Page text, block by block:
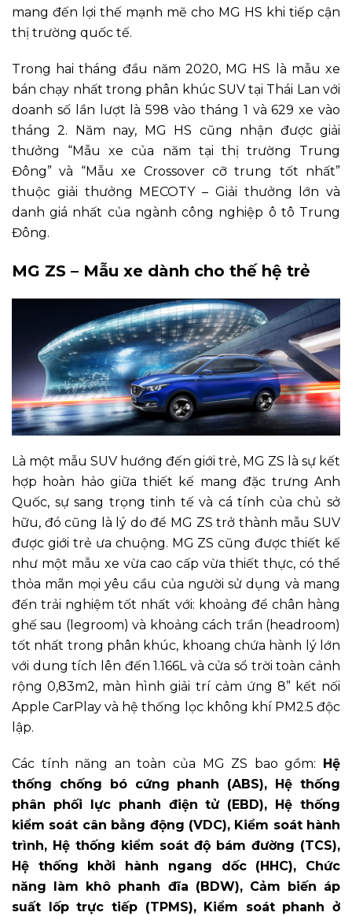
mang đến lợi thế mạnh mẽ cho MG HS khi tiếp cận
thị trường quốc tế.
Trong hai tháng đầu năm 2020, MG HS là mẫu xe
bán chạy nhất trong phân khúc SUV tại Thái Lan với
doanh số lần lượt là 598 vào tháng 1 và 629 xe vào
tháng 2. Năm nay, MG HS cũng nhận được giải
thưởng “Mẫu xe của năm tại thị trường Trung
Đông” và “Mẫu xe Crossover cỡ trung tốt nhất”
thuộc giải thưởng MECOTY – Giải thưởng lớn và
danh giá nhất của ngành công nghiệp ô tô Trung
Đông.
MG ZS – Mẫu xe dành cho thế hệ trẻ
Là một mẫu SUV hướng đến giới trẻ, MG ZS là sự kết
hợp hoàn hảo giữa thiết kế mang đặc trưng Anh
Quốc, sự sang trọng tinh tế và cá tính của chủ sở
hữu, đó cũng là lý do để MG ZS trở thành mẫu SUV
được giới trẻ ưa chuộng. MG ZS cũng được thiết kế
như một mẫu xe vừa cao cấp vừa thiết thực, có thể
thỏa mãn mọi yêu cầu của người sử dụng và mang
đến trải nghiệm tốt nhất với: khoảng để chân hàng
ghế sau (legroom) và khoảng cách trần (headroom)
tốt nhất trong phân khúc, khoang chứa hành lý lớn
với dung tích lên đến 1.166L và cửa sổ trời toàn cảnh
rộng 0,83m2, màn hình giải trí cảm ứng 8” kết nối
Apple CarPlay và hệ thống lọc không khí PM2.5 độc
lập.
Các tính năng an toàn của MG ZS bao gồm: Hệ
thống chống bó cứng phanh (ABS), Hệ thống
phân phối lực phanh điện tử (EBD), Hệ thống
kiểm soát cân bằng động (VDC), Kiểm soát hành
trình, Hệ thống kiểm soát độ bám đường (TCS),
Hệ thống khởi hành ngang dốc (HHC), Chức
năng làm khô phanh đĩa (BDW), Cảm biến áp
suất lốp trực tiếp (TPMS), Kiểm soát phanh ở